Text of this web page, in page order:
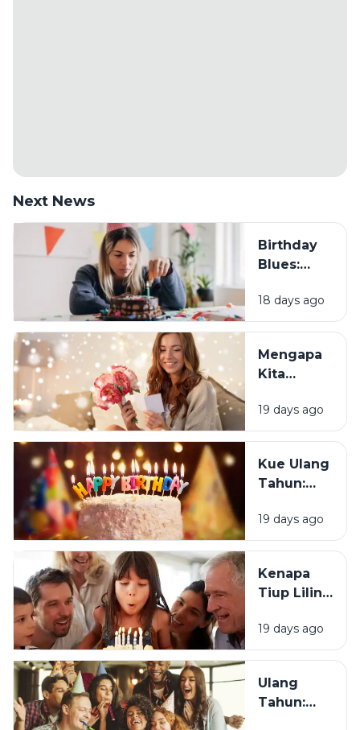
Next News
Birthday
Blues:
Sebagian
Orang
Merasa
Sedih Saat
Tahun?
18 days ago
Mengapa
Kita
Mendapat
Ucapan
Tahun?
19 days ago
Kue Ulang
Tahun:
Tradisi Ini
Berawal?
19 days ago
Kenapa
Tiup Lilin
Tradisi
Saat Ulang
19 days ago
Ulang
Tahun: